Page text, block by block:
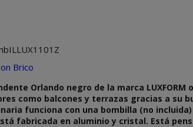
Brico
Orlando negro de la marca
como balcones y terrazas gracias a su
funciona con una bombilla (no incluida)
fabricada en aluminio y cristal. Está